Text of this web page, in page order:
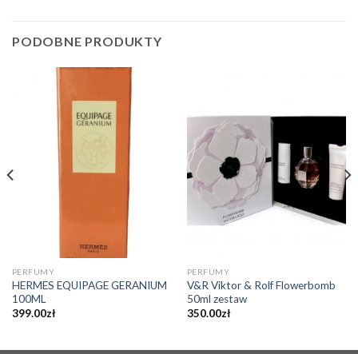
PODOBNE PRODUKTY
PERFUMY
HERMES EQUIPAGE GERANIUM
100ML
399.00zł
PERFUMY
V&R Viktor & Rolf Flowerbomb
50ml zestaw
350.00zł